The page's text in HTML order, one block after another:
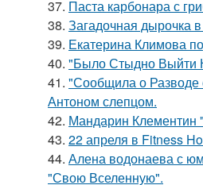
37. Паста карбонара с
38. Загадочная дырочка
39. Екатерина Климова
40. "Было Стыдно Выйти
41. "Сообщила о Разводе
Антоном слепцом.
42. Мандарин Клементин
43. 22 апреля в Fitness
44. Алена водонаева с
"Свою Вселенную".